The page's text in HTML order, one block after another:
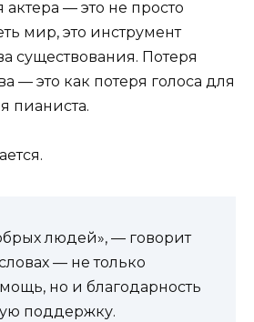
актера — это не просто
мир, это инструмент
существования. Потеря
— это как потеря голоса для
пианиста.
людей», — говорит
— не только
но и благодарность
поддержку.